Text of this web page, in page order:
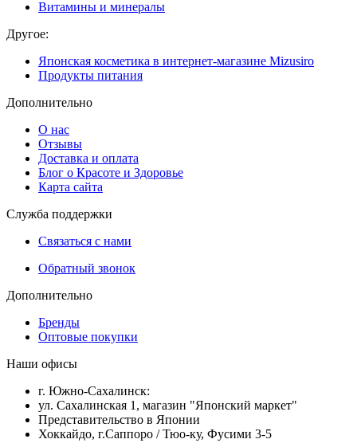
Витамины и минералы
Другое:
Японская косметика в интернет-магазине Mizusiro
Продукты питания
Дополнительно
О нас
Отзывы
Доставка и оплата
Блог о Красоте и Здоровье
Карта сайта
Служба поддержки
Связаться с нами
Обратный звонок
Дополнительно
Бренды
Оптовые покупки
Наши офисы
г. Южно-Сахалинск:
ул. Сахалинская 1, магазин "Японский маркет"
Представительство в Японии
Хоккайдо, г.Саппоро / Тюо-ку, Фусими 3-5